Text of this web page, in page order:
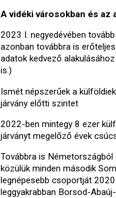
A vidéki városokban és az
2023 I. negyedévében
azonban továbbra is
adatok kedvező
is.)
Ismét népszerűek a
járvány előtti szintet
2022-ben mintegy 8 ezer
járványt megelőző évek
Továbbra is
közülük minden második
legnépesebb csoportját
leggyakrabban Borsod-